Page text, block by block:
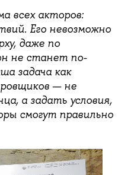
всех акторов:
Его невозможно
даже по
не станет по-
задача как
— не
а задать условия,
смогут правильно